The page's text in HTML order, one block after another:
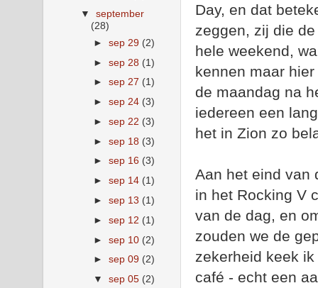
Day, en dat
zeggen, zij die
hele weekend,
kennen maar
de maandag na
iedereen een
het in Zion zo
Aan het eind van
in het Rocking V
van de dag, en
zouden we de
zekerheid keek
café - echt een
▼september
(28)
► sep 29 (2)
► sep 28 (1)
► sep 27 (1)
► sep 24 (3)
► sep 22 (3)
► sep 18 (3)
► sep 16 (3)
► sep 14 (1)
► sep 13 (1)
► sep 12 (1)
► sep 10 (2)
► sep 09 (2)
▼ sep 05 (2)